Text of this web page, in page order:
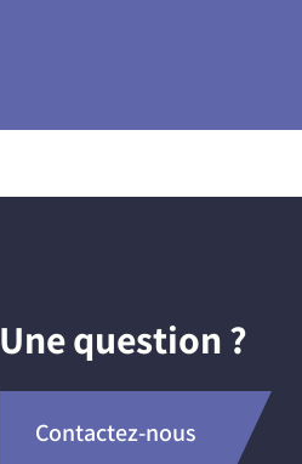
Une question ?
Contactez-nous